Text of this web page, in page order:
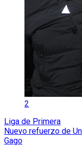
2
Liga de Primera
Nuevo refuerzo de
Gago